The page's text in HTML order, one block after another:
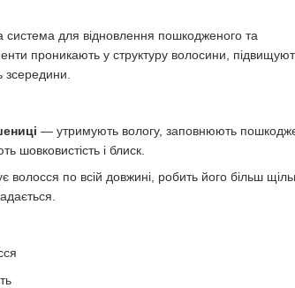
для відновлення пошкодженого та
проникають у структуру волосини,
зсередини.
— утримують вологу, заповнюють
шовковистість і блиск.
волосся по всій довжині, робить його більш